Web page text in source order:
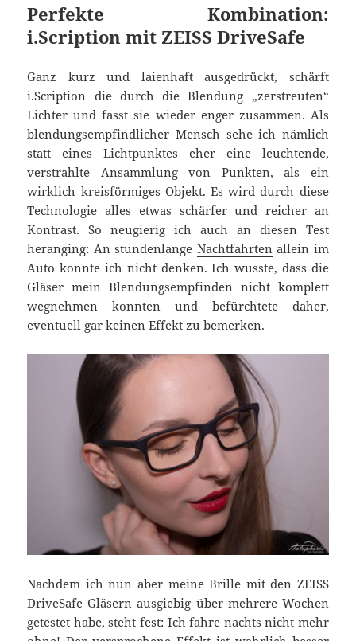
Perfekte Kombination:
i.Scription mit ZEISS DriveSafe
Ganz kurz und laienhaft ausgedrückt, schärft
i.Scription die durch die Blendung „zerstreuten“
Lichter und fasst sie wieder enger zusammen. Als
blendungsempfindlicher Mensch sehe ich nämlich
statt eines Lichtpunktes eher eine leuchtende,
verstrahlte Ansammlung von Punkten, als ein
wirklich kreisförmiges Objekt. Es wird durch diese
Technologie alles etwas schärfer und reicher an
Kontrast. So neugierig ich auch an diesen Test
heranging: An stundenlange Nachtfahrtenallein im
Auto konnte ich nicht denken. Ich wusste, dass die
Gläser mein Blendungsempfinden nicht komplett
wegnehmen konnten und befürchtete daher,
eventuell gar keinen Effekt zu bemerken.
Nachdem ich nun aber meine Brille mit den ZEISS
DriveSafe Gläsern ausgiebig über mehrere Wochen
getestet habe, steht fest: Ich fahre nachts nicht mehr